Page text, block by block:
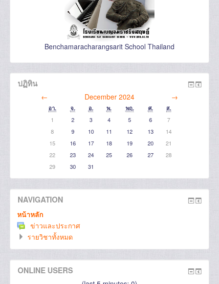
Benchamaracharangsarit School Thailand
ปฏิทิน
← December 2024 →
อา. จ. อ. พ. พฤ. ศ.
ส.
1
2 3 4 5 6
7
8
9 10 11 12 13
14
15
16 17 18 19 20
21
22
23 24 25 26 27
28
29
30 31
NAVIGATION
หน้าหลัก
ข่าวและประกาศ
รายวิชาทั้งหมด
ONLINE USERS